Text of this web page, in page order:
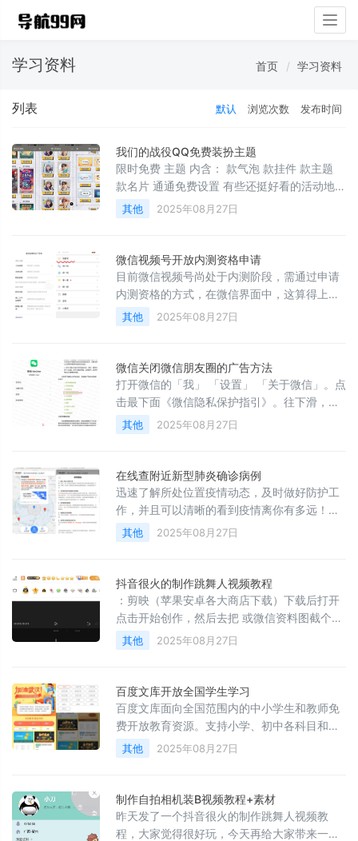
学习资料 首页 学习资料
列表 默认 浏览次数 发布时间
我们的战役QQ免费装扮主题
限时免费 主题 内含： 款气泡 款挂件 款主题
款名片 通通免费设置 有些还挺好看的活动地
址：
其他 2025年08月27日
微信视频号开放内测资格申请
目前微信视频号尚处于内测阶段，需通过申请
内测资格的方式，在微信界面中，这算得上是
一个级别很高的入口。可以提前申请一下，早
弄早吃肉！申请地址：
其他 2025年08月27日
微信关闭微信朋友圈的广告方法
打开微信的「我」 「设置」 「关于微信」。点
击最下面《微信隐私保护指引》。往下滑，看
到第四点，「我们如何使用信息」再点进去这
个「关于广告」点第二条的「管理」然后会出
登录会跳转到微信开放平台，所以为了大家不
走弯路，直接登录 。微信里管理 的广告信息，
嗯 果然神仙超能力 登录后，只要关掉这几项内
容，微信就暂时不会利用你的信息来精准投放
广告了，只会给你投放一般性的广告。有一些
的嘛。只能关闭 个月， 个月后要重新关！
其他 2025年08月27日
在线查附近新型肺炎确诊病例
迅速了解所处位置疫情动态，及时做好防护工
作，并且可以清晰的看到疫情离你有多远！附
近新型肺炎确诊病例地址： 疫情辅助攻略地
址：
其他 2025年08月27日
抖音很火的制作跳舞人视频教程
：剪映（苹果安卓各大商店下载）下载后打开
点击开始创作，然后去把 或微信资料图截个
图，导入图片素材。点击比例设置为 ： ，然后
把资料用拇指放大为铺满合适的位置为止。接
包，一共十几款素材喜欢哪个导入哪个，全网
最全！）导入好后和上面一样，把素材用拇指
放大为铺满合适的位置为止，然后点击混合模
式。选择正片叠底，然后勾即可。然后把图片
素材拖动到 秒左右和我们导入的视频素材平
广告片尾记得删除。附十几款视频素材打包，
后续有新的素材会在网盘里继续
其他 2025年08月27日
百度文库开放全国学生学习
百度文库面向全国范围内的中小学生和教师免
费开放教育资源。支持小学、初中各科目和高
中必修一到五的教材免费下载。同时，还有北
京名校、名师的视频课程全程同步免费观看。
其他 2025年08月27日
制作自拍相机装B视频教程+素材
昨天发了一个抖音很火的制作跳舞人视频教
程，大家觉得很好玩，今天再给大家带来一个